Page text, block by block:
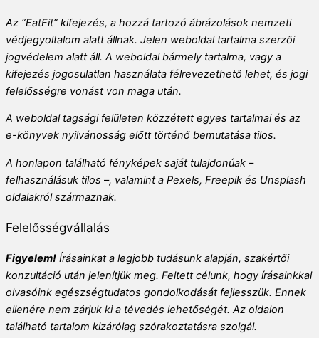
Az “EatFit” kifejezés, a hozzá tartozó ábrázolások nemzeti
védjegyoltalom alatt állnak. Jelen weboldal tartalma szerzői
jogvédelem alatt áll. A weboldal bármely tartalma, vagy a
kifejezés jogosulatlan használata félrevezethető lehet, és jogi
felelősségre vonást von maga után.
A weboldal tagsági felületen közzétett egyes tartalmai és az
e-könyvek nyilvánosság előtt történő bemutatása tilos.
A honlapon található fényképek saját tulajdonúak –
felhasználásuk tilos –, valamint a Pexels, Freepik és Unsplash
oldalakról származnak.
Felelősségvállalás
Figyelem! Írásainkat a legjobb tudásunk alapján, szakértői
konzultáció után jelenítjük meg. Feltett célunk, hogy írásainkkal
olvasóink egészségtudatos gondolkodását fejlesszük. Ennek
ellenére nem zárjuk ki a tévedés lehetőségét. Az oldalon
található tartalom kizárólag szórakoztatásra szolgál.